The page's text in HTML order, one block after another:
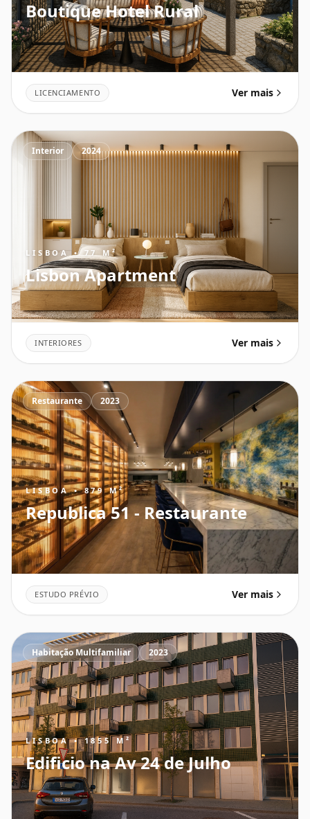
Boutique Hotel Rural
LICENCIAMENTO Ver mais
Interior 2024
LISBOA • 77 M²
Lisbon Apartment
INTERIORES Ver mais
Restaurante 2023
LISBOA • 879 M²
Republica 51 - Restaurante
ESTUDO PRÉVIO Ver mais
Habitação Multifamiliar 2023
LISBOA • 1855 M²
Edificio na Av 24 de Julho